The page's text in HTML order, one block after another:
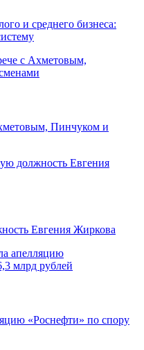
и среднего бизнеса:
Пинчуком и
Евгения Жиркова
«Роснефти» по спору